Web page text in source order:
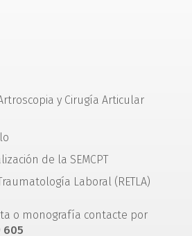
y Cirugía Articular
de la SEMCPT
Laboral (RETLA)
o monografía contacte por
605